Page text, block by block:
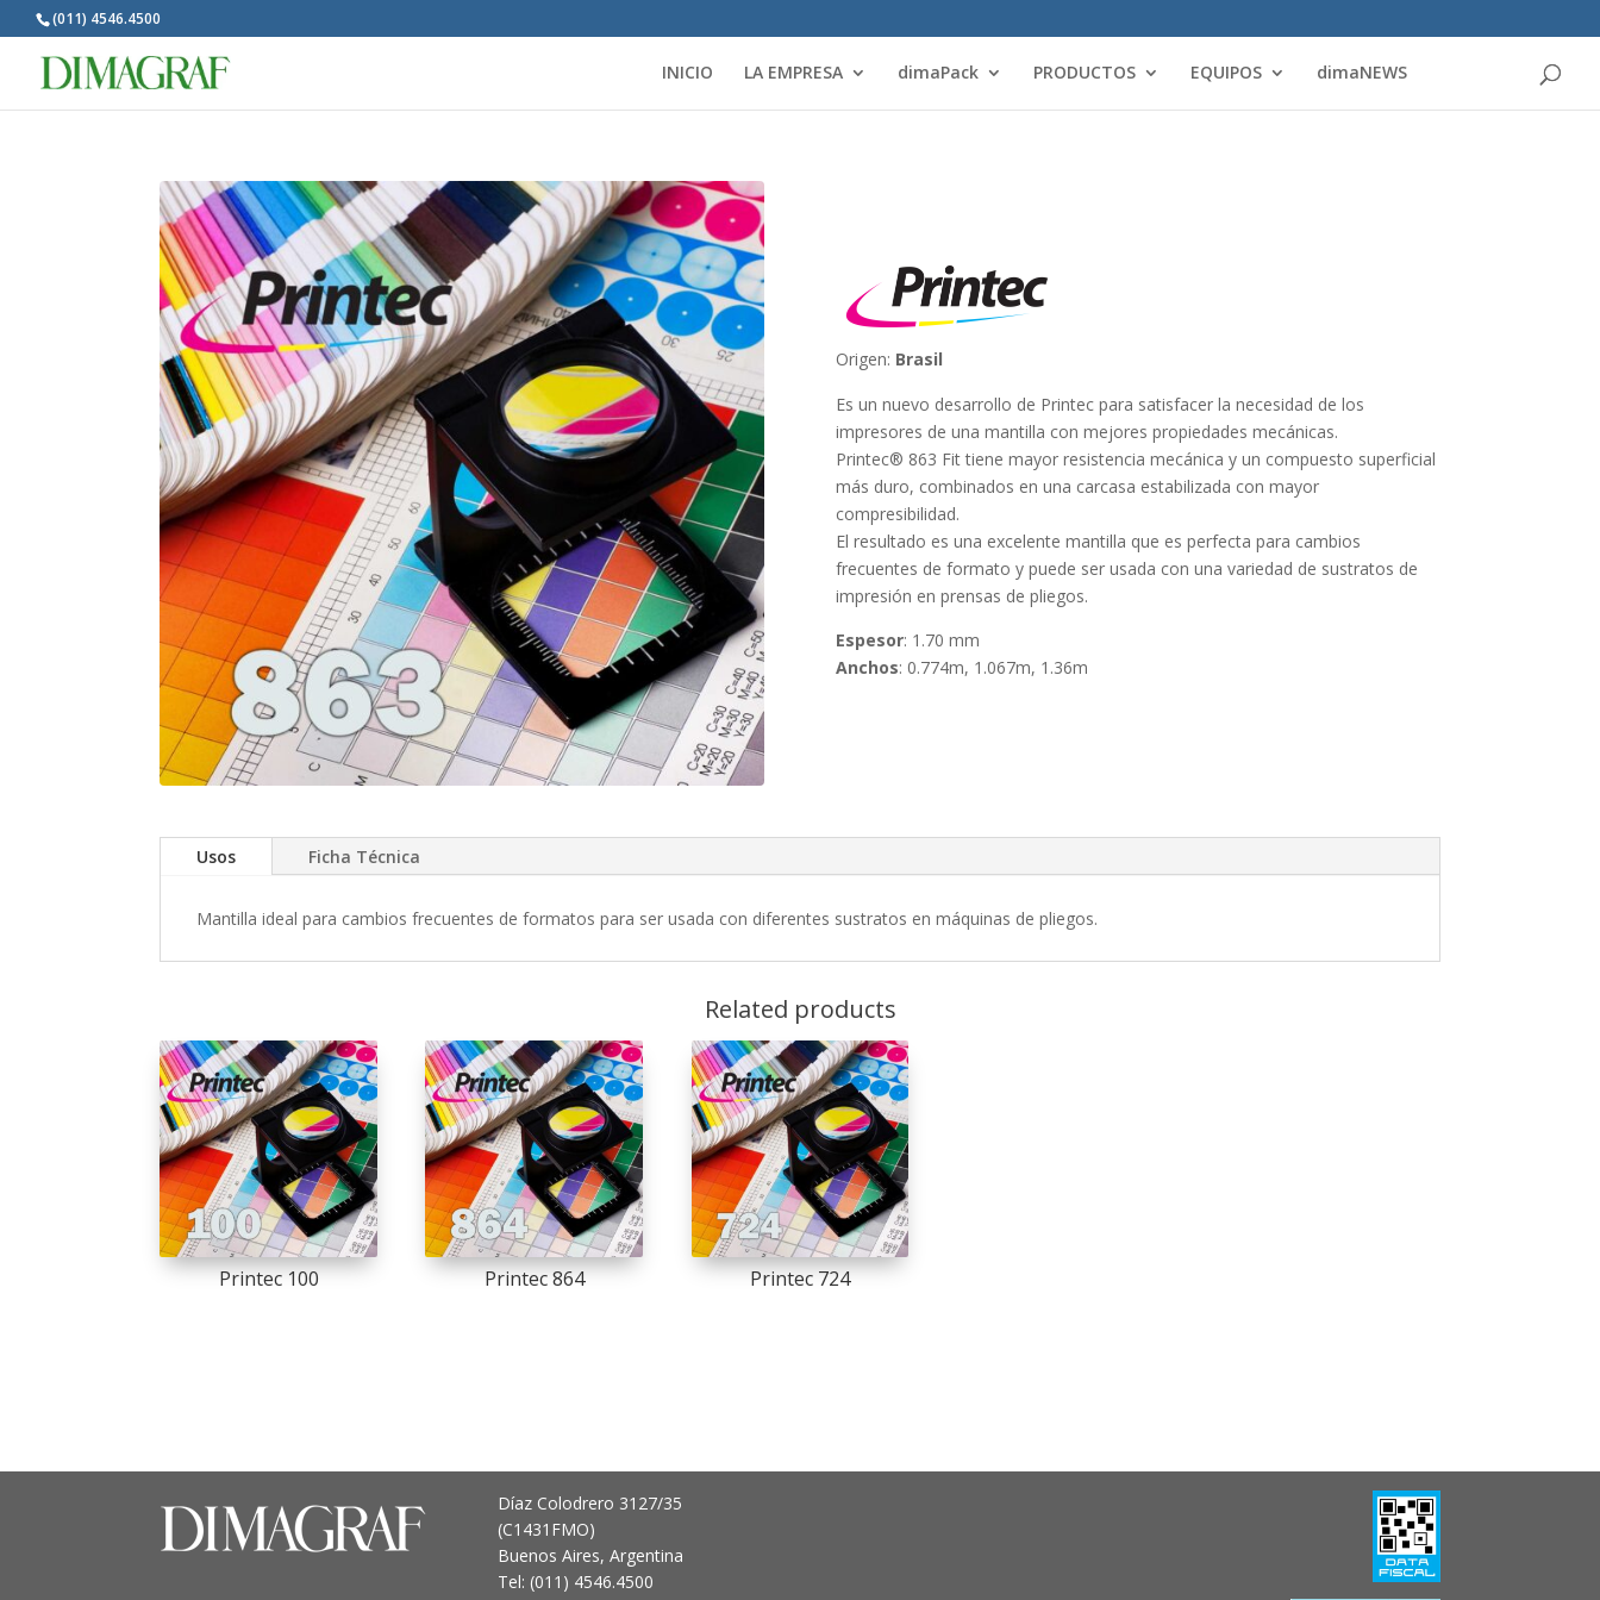
(011) 4546.4500
INICIO LA EMPRESA dimaPack PRODUCTOS EQUIPOS dimaNEWS
Products
Origen: Brasil
Es un nuevo desarrollo de Printec para satisfacer la necesidad de los
impresores de una mantilla con mejores propiedades mecánicas.
Printec® 863 Fit tiene mayor resistencia mecánica y un compuesto superficial
más duro, combinados en una carcasa estabilizada con mayor
compresibilidad.
El resultado es una excelente mantilla que es perfecta para cambios
frecuentes de formato y puede ser usada con una variedad de sustratos de
impresión en prensas de pliegos.
Espesor: 1.70 mm
Anchos: 0.774m, 1.067m, 1.36m
Usos Ficha Técnica
Mantilla ideal para cambios frecuentes de formatos para ser usada con diferentes sustratos en máquinas de pliegos.
Related products
Printec 100 Printec 864 Printec 724
Díaz Colodrero 3127/35
(C1431FMO)
Buenos Aires, Argentina
Tel: (011) 4546.4500